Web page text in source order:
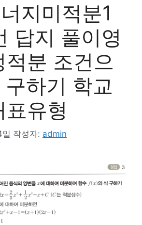
지미적분1
답지 풀이영
적분 조건으
하기 학교
유형
작성자: admin